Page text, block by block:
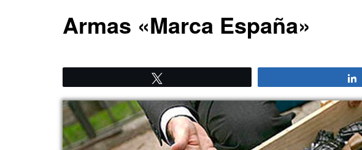
Armas «Marca España»